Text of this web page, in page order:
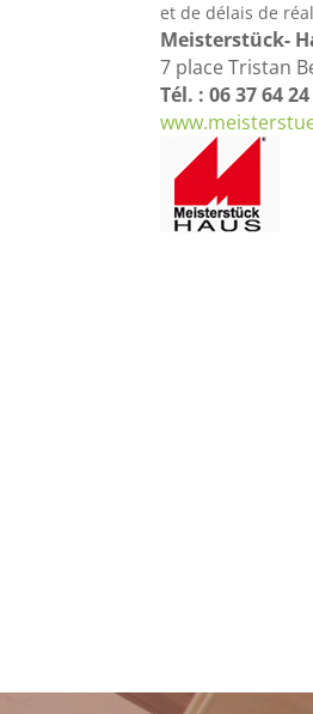
et de délais de
Meisterstück-
7 place Tristan
Tél. : 06 37 64